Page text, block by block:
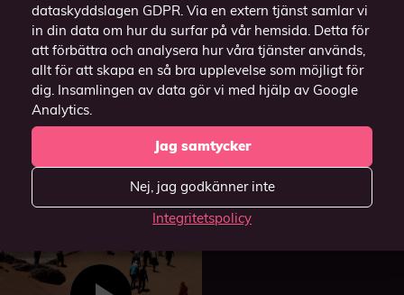
dataskyddslagen GDPR. Via en extern tjänst samlar vi
in din data om hur du surfar på vår hemsida. Detta för
att förbättra och analysera hur våra tjänster används,
allt för att skapa en så bra upplevelse som möjligt för
dig. Insamlingen av data gör vi med hjälp av Google
Analytics.
Jag samtycker
Nej, jag godkänner inte
Integritetspolicy
A Chiara
2021